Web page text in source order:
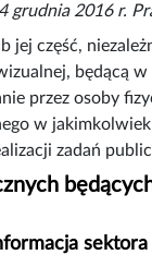
grudnia 2016 r.
jej część,
będącą
przez osoby
w
zadań